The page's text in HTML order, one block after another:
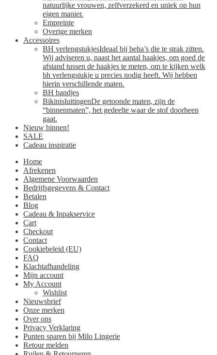
natuurlijke vrouwen, zelfverzekerd en uniek op hun
eigen manier.
Empreinte
Overige merken
Accessoires
BH verlengstukjesIdeaal bij beha’s die te strak zitten.
Wij adviseren u, naast het aantal haakjes, om goed de
afstand tussen de haakjes te meten, om te kijken welk
bh verlengstukje u precies nodig heeft. Wij hebben
hierin verschillende maten.
BH bandjes
BikinisluitingenDe getoonde maten, zijn de
“binnenmaten”, het gedeelte waar de stof doorheen
gaat.
Nieuw binnen!
SALE
Cadeau inspiratie
Home
Afrekenen
Algemene Voorwaarden
Bedrijfsgegevens & Contact
Betalen
Blog
Cadeau & Inpakservice
Cart
Checkout
Contact
Cookiebeleid (EU)
FAQ
Klachtafhandeling
Mijn account
My Account
Wishlist
Nieuwsbrief
Onze merken
Over ons
Privacy Verklaring
Punten sparen bij Milo Lingerie
Retour melden